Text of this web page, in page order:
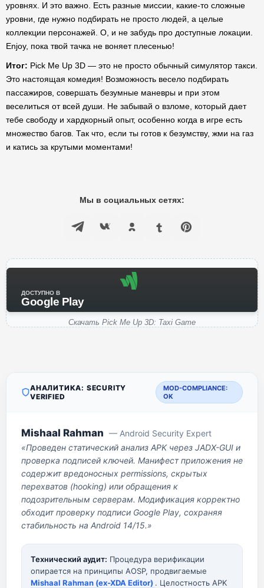
уровнях. И это важно. Есть разные миссии, какие-то сложные
уровни, где нужно подбирать не просто людей, а целые
коллекции персонажей. О, и не забудь про доступные локации.
Enjoy, пока твой тачка не воняет плесенью!
Итог: Pick Me Up 3D — это не просто обычный симулятор такси.
Это настоящая комедия! Возможность весело подбирать
пассажиров, совершать безумные маневры и при этом
веселиться от всей души. Не забывай о взломе, который дает
тебе свободу и хардкорный опыт, особенно когда в игре есть
множество багов. Так что, если ты готов к безумству, жми на газ
и катись за крутыми моментами!
Мы в социальных сетях:
ДОСТУПНО В
Google Play
Скачать Pick Me Up 3D: Taxi Game
АНАЛИТИКА: SECURITY
VERIFIED
MOD-COMPLIANCE:
OK
Mishaal Rahman — Android Security Expert
«Проведен статический анализ APK через JADX-GUI и
проверка подписей ключей. Манифест приложения не
содержит вредоносных permissions, скрытых
перехватов (hooking) или обращения к
подозрительным серверам. Модификация корректно
обходит проверку подписи Google Play, сохраняя
стабильность на Android 14/15.»
Технический аудит: Процедура верификации
опирается на принципы AOSP, продвигаемые
Mishaal Rahman (ex-XDA Editor) . Целостность APK